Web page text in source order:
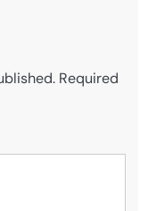
Required